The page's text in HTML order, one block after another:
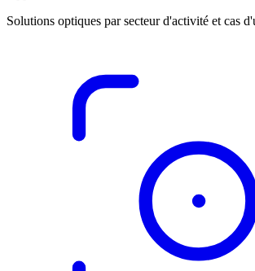
Solutions optiques par secteur d'activité et cas